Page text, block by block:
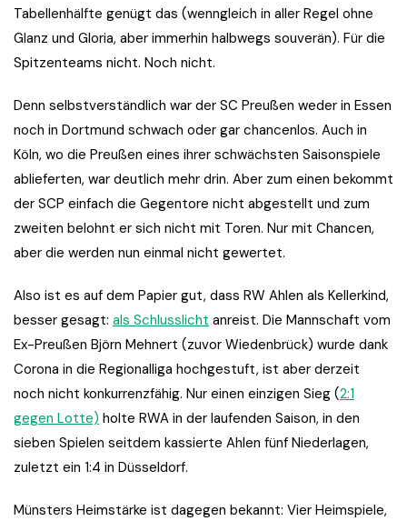
Tabellenhälfte genügt das (wenngleich in aller Regel ohne
Glanz und Gloria, aber immerhin halbwegs souverän). Für die
Spitzenteams nicht. Noch nicht.
Denn selbstverständlich war der SC Preußen weder in Essen
noch in Dortmund schwach oder gar chancenlos. Auch in
Köln, wo die Preußen eines ihrer schwächsten Saisonspiele
ablieferten, war deutlich mehr drin. Aber zum einen bekommt
der SCP einfach die Gegentore nicht abgestellt und zum
zweiten belohnt er sich nicht mit Toren. Nur mit Chancen,
aber die werden nun einmal nicht gewertet.
Also ist es auf dem Papier gut, dass RW Ahlen als Kellerkind,
besser gesagt: als Schlusslicht anreist. Die Mannschaft vom
Ex-Preußen Björn Mehnert (zuvor Wiedenbrück) wurde dank
Corona in die Regionalliga hochgestuft, ist aber derzeit
noch nicht konkurrenzfähig. Nur einen einzigen Sieg (2:1
gegen Lotte) holte RWA in der laufenden Saison, in den
sieben Spielen seitdem kassierte Ahlen fünf Niederlagen,
zuletzt ein 1:4 in Düsseldorf.
Münsters Heimstärke ist dagegen bekannt: Vier Heimspiele,